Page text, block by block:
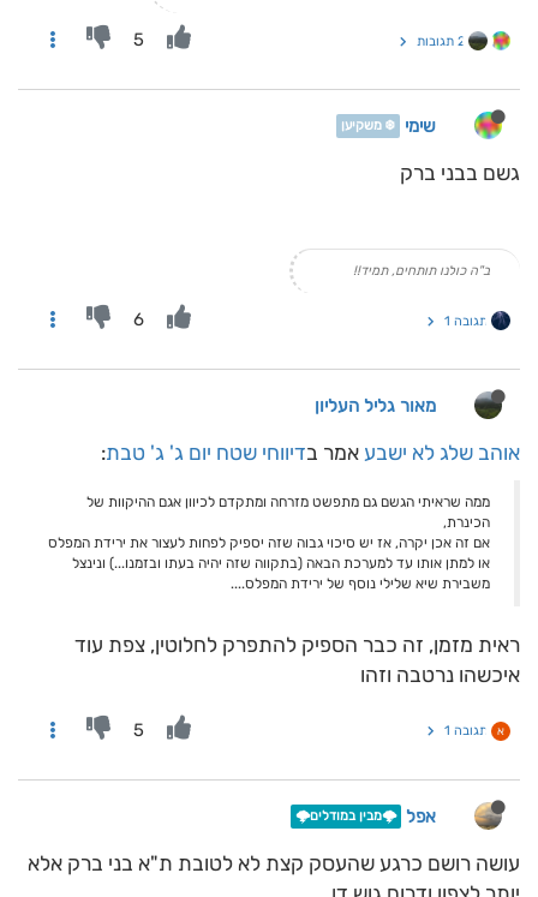
2 תגובות 5
שימי ❄️ משקיען
גשם בבני ברק
ב"ה כולנו תותחים, תמיד!!
תגובה 1 6
מאור גליל העליון
אוהב שלג לא ישבע אמר בדיווחי שטח יום ג' ג' טבת:
ממה שראיתי הגשם גם מתפשט מזרחה ומתקדם לכיוון אגם ההיקוות של
הכינרת,
אם זה אכן יקרה, אז יש סיכוי גבוה שזה יספיק לפחות לעצור את ירידת המפלס
או למתן אותו עד למערכת הבאה (בתקווה שזה יהיה בעתו ובזמנו...) ונינצל
משבירת שיא שלילי נוסף של ירידת המפלס....
ראית מזמן, זה כבר הספיק להתפרק לחלוטין, צפת עוד
איכשהו נרטבה וזהו
א תגובה 1 5
אפל 🌩️מבין במודלים🌩️
עושה רושם כרגע שהעסק קצת לא לטובת ת"א בני ברק אלא